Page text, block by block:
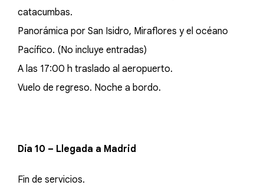
catacumbas.
Panorámica por San Isidro, Miraflores y el océano
Pacífico. (No incluye entradas)
A las 17:00 h traslado al aeropuerto.
Vuelo de regreso. Noche a bordo.
Día 10 – Llegada a Madrid
Fin de servicios.